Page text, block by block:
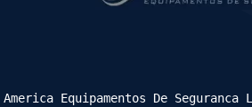
Equipamentos De Seguranca